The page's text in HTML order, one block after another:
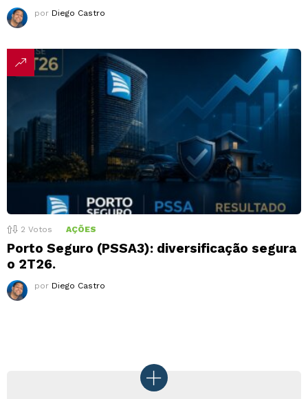
por Diego Castro
2 Votos AÇÕES
Porto Seguro (PSSA3): diversificação segura
o 2T26.
por Diego Castro